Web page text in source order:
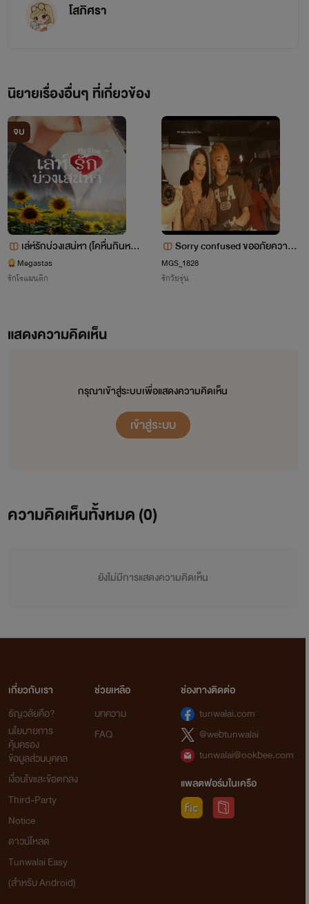
โสภิศรา
นิยายเรื่องอื่นๆ ที่เกี่ยวข้อง
จบ
เล่ห์รักบ่วงเสน่หา (โคหื่นกินหญ้า
อ่อน 18+) จบแล้ว
Megastas
รักโรแมนติก
Sorry confused ขออภัยความรั
กขัดข้อง !?
MGS_1828
รักวัยรุ่น
แสดงความคิดเห็น
กรุณาเข้าสู่ระบบเพื่อแสดงความคิดเห็น
เข้าสู่ระบบ
ความคิดเห็นทั้งหมด (0)
ยังไม่มีการแสดงความคิดเห็น
เกี่ยวกับเรา
ธัญวลัยคือ?
นโยบายการ
คุ้มครอง
ข้อมูลส่วนบุคคล
เงื่อนไขและข้อตกลง
Third-Party
Notice
ดาวน์โหลด
Tunwalai Easy
(สำหรับ Android)
ช่วยเหลือ
บทความ
FAQ
ช่องทางติดต่อ
tunwalai.com
@webtunwalai
tunwalai@ookbee.com
แพลตฟอร์มในเครือ